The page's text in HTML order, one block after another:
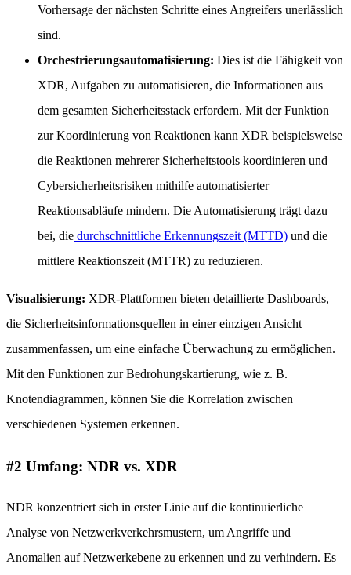
Vorhersage der nächsten Schritte eines Angreifers unerlässlich
sind.
Orchestrierungsautomatisierung: Dies ist die Fähigkeit von
XDR, Aufgaben zu automatisieren, die Informationen aus
dem gesamten Sicherheitsstack erfordern. Mit der Funktion
zur Koordinierung von Reaktionen kann XDR beispielsweise
die Reaktionen mehrerer Sicherheitstools koordinieren und
Cybersicherheitsrisiken mithilfe automatisierter
Reaktionsabläufe mindern. Die Automatisierung trägt dazu
bei, die durchschnittliche Erkennungszeit (MTTD) und die
mittlere Reaktionszeit (MTTR) zu reduzieren.
Visualisierung: XDR-Plattformen bieten detaillierte Dashboards,
die Sicherheitsinformationsquellen in einer einzigen Ansicht
zusammenfassen, um eine einfache Überwachung zu ermöglichen.
Mit den Funktionen zur Bedrohungskartierung, wie z. B.
Knotendiagrammen, können Sie die Korrelation zwischen
verschiedenen Systemen erkennen.
#2 Umfang: NDR vs. XDR
NDR konzentriert sich in erster Linie auf die kontinuierliche
Analyse von Netzwerkverkehrsmustern, um Angriffe und
Anomalien auf Netzwerkebene zu erkennen und zu verhindern. Es